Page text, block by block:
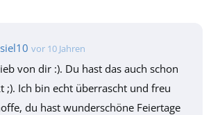
vor 10 Jahren
von dir :). Du hast das auch schon
;). Ich bin echt überrascht und freu
du hast wunderschöne Feiertage